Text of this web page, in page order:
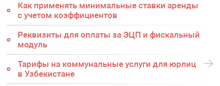
Как применять минимальные ставки аренды
с учетом коэффициентов
Реквизиты для оплаты за ЭЦП и фискальный
модуль
Тарифы на коммунальные услуги для юрлиц
в Узбекистане